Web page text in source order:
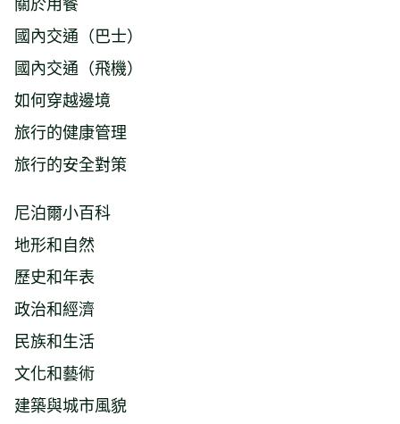
國內交通（巴士）
國內交通（飛機）
如何穿越邊境
旅行的健康管理
旅行的安全對策
尼泊爾小百科
地形和自然
歷史和年表
政治和經濟
民族和生活
文化和藝術
建築與城市風貌